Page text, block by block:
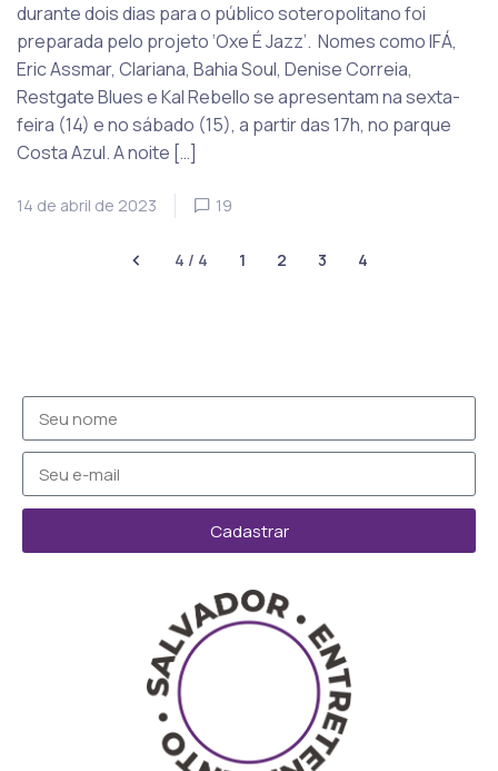
durante dois dias para o público soteropolitano foi
preparada pelo projeto ‘Oxe É Jazz’. Nomes como IFÁ,
Eric Assmar, Clariana, Bahia Soul, Denise Correia,
Restgate Blues e Kal Rebello se apresentam na sexta-
feira (14) e no sábado (15), a partir das 17h, no parque
Costa Azul. A noite […]
14 de abril de 2023 19
4 / 4 1 2 3 4
Cadastrar